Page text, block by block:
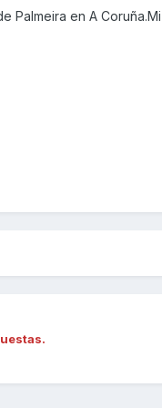
Palmeira en A